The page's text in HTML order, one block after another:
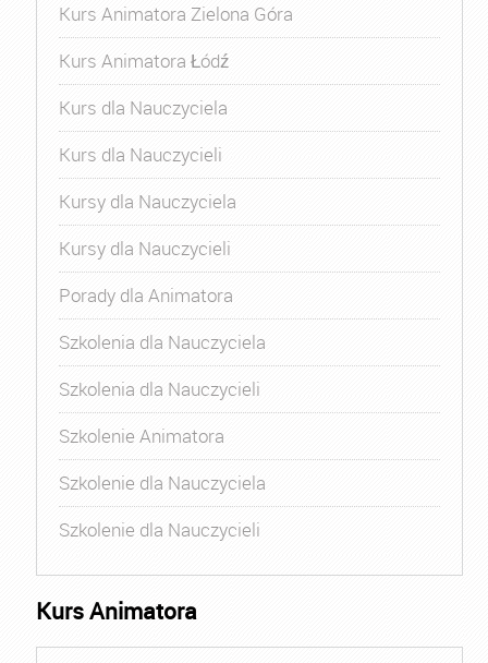
Kurs Animatora Zielona Góra
Kurs Animatora Łódź
Kurs dla Nauczyciela
Kurs dla Nauczycieli
Kursy dla Nauczyciela
Kursy dla Nauczycieli
Porady dla Animatora
Szkolenia dla Nauczyciela
Szkolenia dla Nauczycieli
Szkolenie Animatora
Szkolenie dla Nauczyciela
Szkolenie dla Nauczycieli
Kurs Animatora